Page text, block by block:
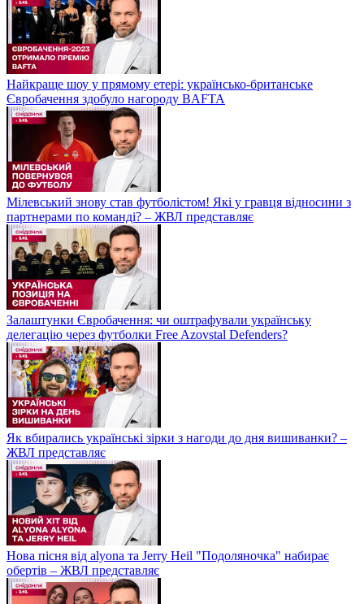
Найкраще шоу у прямому етері: українсько-британське
Євробачення здобуло нагороду BAFTA
Мілевський знову став футболістом! Які у гравця відносини з
партнерами по команді? – ЖВЛ представляє
Залаштунки Євробачення: чи оштрафували українську
делегацію через футболки Free Azovstal Defenders?
Як вбирались українські зірки з нагоди до дня вишиванки? –
ЖВЛ представляє
Нова пісня від alyona та Jerry Heil "Подоляночка" набирає
обертів – ЖВЛ представляє